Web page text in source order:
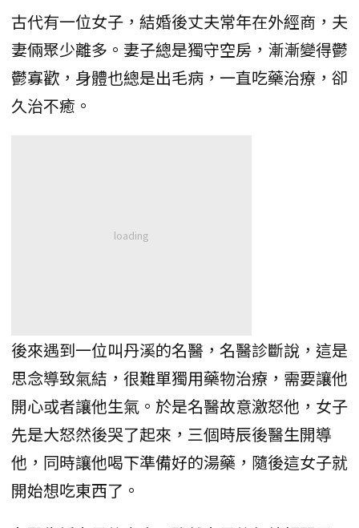
古代有一位女子，結婚後丈夫常年在外經商，夫
妻倆聚少離多。妻子總是獨守空房，漸漸變得鬱
鬱寡歡，身體也總是出毛病，一直吃藥治療，卻
久治不癒。
後來遇到一位叫丹溪的名醫，名醫診斷說，這是
思念導致氣結，很難單獨用藥物治療，需要讓他
開心或者讓他生氣。於是名醫故意激怒他，女子
先是大怒然後哭了起來，三個時辰後醫生開導
他，同時讓他喝下準備好的湯藥，隨後這女子就
開始想吃東西了。